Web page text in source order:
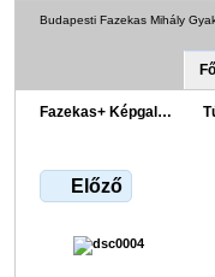
Budapesti Fazekas Mihály
Fazekas+ Képgal…
Előző